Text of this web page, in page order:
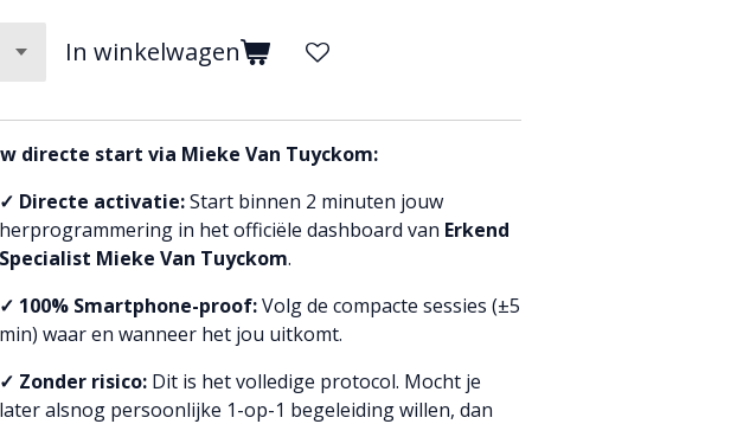
In winkelwagen
directe start via Mieke Van Tuyckom:
✓ Directe activatie:Start binnen 2 minuten jouw
herprogrammering in het officiële dashboard van Erkend
Specialist Mieke Van Tuyckom.
✓ 100% Smartphone-proof:Volg de compacte sessies (±5
min) waar en wanneer het jou uitkomt.
✓ Zonder risico: Dit is het volledige protocol. Mocht je
later alsnog persoonlijke 1-op-1 begeleiding willen, dan